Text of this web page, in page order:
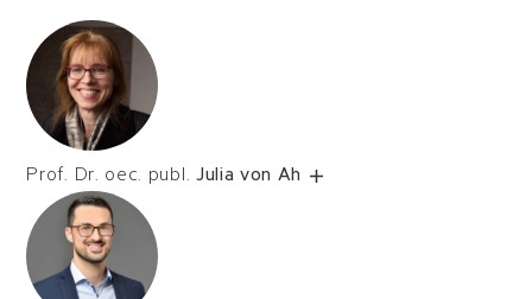
Prof. Dr. oec. publ. Julia von Ah